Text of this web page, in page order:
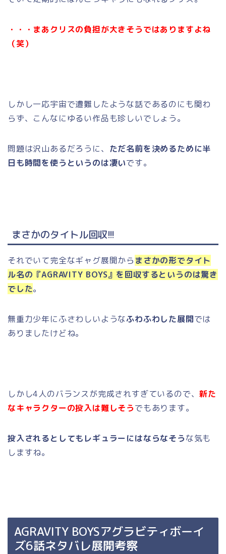
・・・まあクリスの負担が大きそうではありますよね
（笑）
しかし一応宇宙で遭難したような話であるのにも関わ
らず、こんなにゆるい作品も珍しいでしょう。
問題は沢山あるだろうに、 ただ名前を決めるために半
日も時間を使うというのは凄いです。
まさかのタイトル回収!!!
それでいて完全なギャグ展開から まさかの形でタイト
ル名の『AGRAVITY BOYS』を回収するというのは驚き
でした。
無重力少年にふさわしいようなふわふわした展開では
ありましたけどね。
しかし4人のバランスが完成されすぎているので、新た
なキャラクターの投入は難しそうでもあります。
投入されるとしてもレギュラーにはならなそうな気も
しますね。
AGRAVITY BOYSアグラビティボーイ
ズ6話ネタバレ展開考察